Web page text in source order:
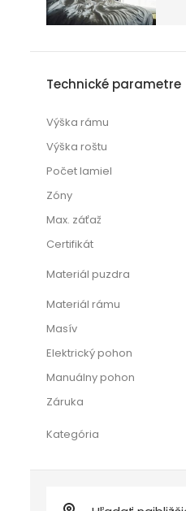
Technické parametre
Výška rámu
Výška roštu
Počet lamiel
Zóny
Max. záťaž
Certifikát
Materiál puzdra
Materiál rámu
Masív
Elektrický pohon
Manuálny pohon
Záruka
Kategória